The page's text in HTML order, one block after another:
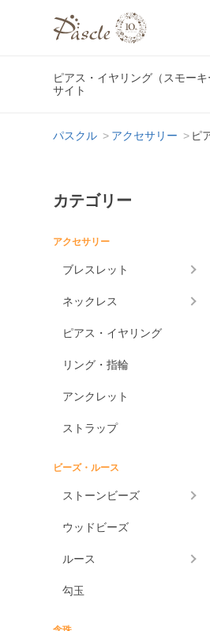
ピアス・イヤリング（スモー
サイト
パスクル アクセサリー ピ
カテゴリー
アクセサリー
ブレスレット
ネックレス
ピアス・イヤリング
リング・指輪
アンクレット
ストラップ
ビーズ・ルース
ストーンビーズ
ウッドビーズ
ルース
勾玉